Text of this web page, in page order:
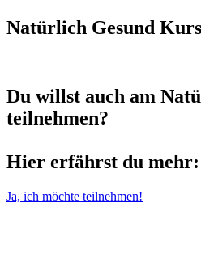
Natürlich Gesund Kurs
Du willst auch am
teilnehmen?
Hier erfährst du mehr:
Ja, ich möchte teilnehmen!